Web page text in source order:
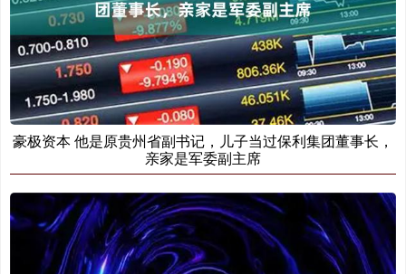
豪极资本 他是原贵州省副书记，儿子当过保利集团董事长，
亲家是军委副主席